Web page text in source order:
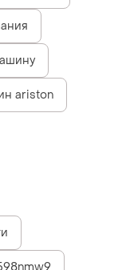
ariston